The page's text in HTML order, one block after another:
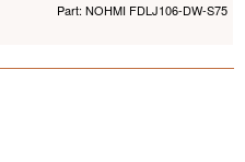
Part: NOHMI FDLJ106-DW-S75